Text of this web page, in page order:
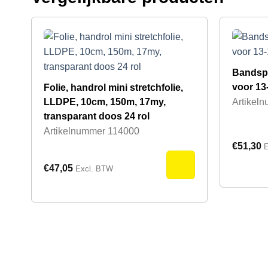
Folie, handrol mini stretchfolie,
LLDPE, 10cm, 150m, 17my,
transparant doos 24 rol
Artikelnummer 114000
€47,05 Excl. BTW
voor
€51,30